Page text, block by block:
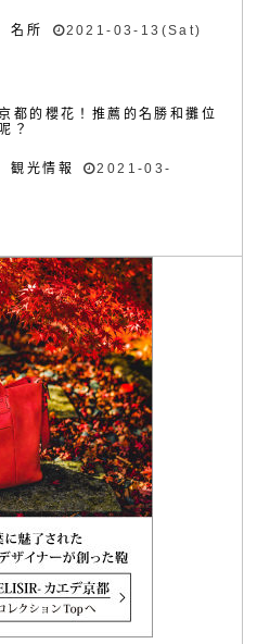
名所 2021-03-13(Sat)
都的櫻花！推薦的名勝和攤位
？
観光情報 2021-03-